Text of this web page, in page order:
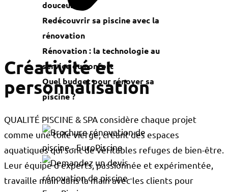
douceur !
Redécouvrir sa piscine avec la
rénovation
Rénovation : la technologie au
service du confort
Quel budget pour rénover sa
piscine ?
Créativité et
personnalisation
QUALITÉ PISCINE & SPA considère chaque projet
comme une toile vierge, créant des espaces
aquatiques qui sont de véritables refuges de bien-être.
Leur équipe d’experts, passionnée et expérimentée,
travaille main dans la main avec les clients pour